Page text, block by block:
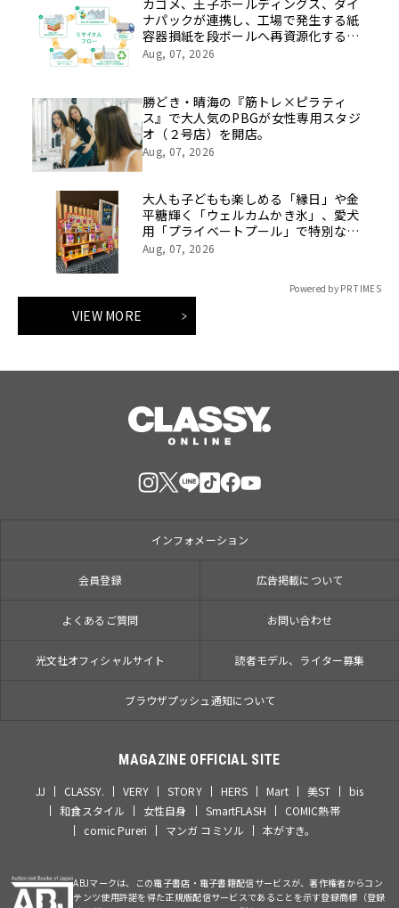
カゴメ、王子ホールディングス、ダイ
ナパックが連携し、工場で発生する紙
容器損紙を段ボールへ再資源化する実
証を開始
Aug, 07, 2026
勝どき・晴海の『筋トレ×ピラティ
ス』で大人気のPBGが女性専用スタジ
オ（２号店）を開店。
Aug, 07, 2026
大人も子どもも楽しめる「縁日」や金
平糖輝く「ウェルカムかき氷」、愛犬
用「プライベートプール」で特別な夏
休みをお届け
Aug, 07, 2026
Powered by PR TIMES
VIEW MORE
インフォメーション
会員登録 広告掲載について
よくあるご質問 お問い合わせ
光文社オフィシャルサイト 読者モデル、ライター募集
ブラウザプッシュ通知について
MAGAZINE OFFICIAL SITE
JJ CLASSY. VERY STORY HERS Mart 美ST
bis
和食スタイル
女性自身 SmartFLASH
COMIC熱帯
comic Pureri
マンガ コミソル 本がすき。
ABJマークは、この電子書店・電子書籍配信サービスが、著作権者からコン
テンツ使用許諾を得た正規版配信サービスであることを示す登録商標（登録